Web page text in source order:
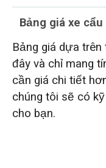
Bảng giá xe cẩu
Bảng giá dựa
đây và chỉ mang
cần giá chi tiết
chúng tôi sẽ có
cho bạn.